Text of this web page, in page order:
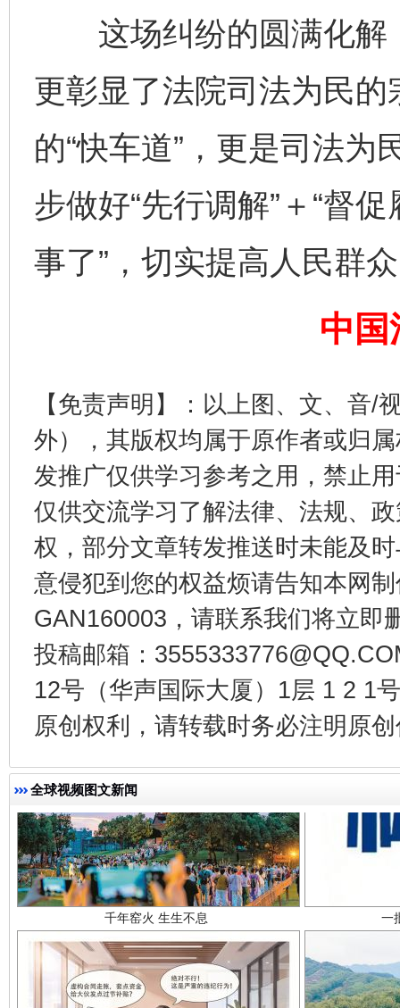
这场纠纷的圆满化解
更彰显了法院司法为民
的“快车道”，更是司法为
步做好“先行调解”＋“督
事了”，切实提高人民群
中国
【免责声明】：以上图、文、音/
外），其版权均属于原作者或归
发推广仅供学习参考之用，禁止
仅供交流学习了解法律、法规、
权，部分文章转发推送时未能及
意侵犯到您的权益烦请告知本网
GAN160003，请联系我们将立即
投稿邮箱：
12号（华声国际大厦）1层 1 2 1
原创权利，请转载时务必注明原
全球视频图文新闻
东山县通报“牛蛙产品抗生素超标问题” 法
千年窑火 生生不息